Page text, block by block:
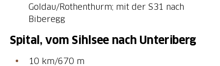
Goldau/Rothenthurm; mit der S31 nach
Biberegg
Spital, vom Sihlsee nach Unteriberg
10 km/670 m